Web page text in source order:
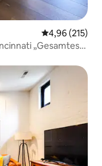
4,96 (215)
„Gesamtes